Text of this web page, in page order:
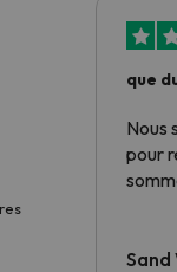
que
Nous
pour
Sand